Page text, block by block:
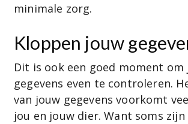
minimale zorg.
Kloppen jouw
Dit is ook een goed moment om
gegevens even te controleren.
van jouw gegevens voorkomt
jou en jouw dier. Want soms